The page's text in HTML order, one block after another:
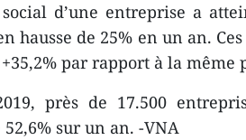
d’une entreprise a
hausse de 25% en un an.
par rapport à la même
près de 17.500
sur un an. -VNA